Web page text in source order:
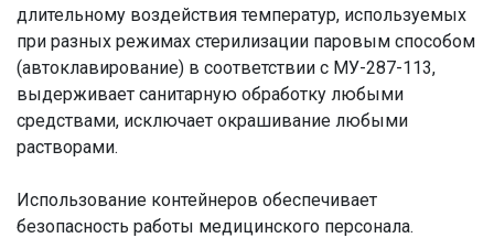
длительному воздействия температур, используемых
при разных режимах стерилизации паровым способом
(автоклавирование) в соответствии с МУ-287-113,
выдерживает санитарную обработку любыми
средствами, исключает окрашивание любыми
растворами.
Использование контейнеров обеспечивает
безопасность работы медицинского персонала.